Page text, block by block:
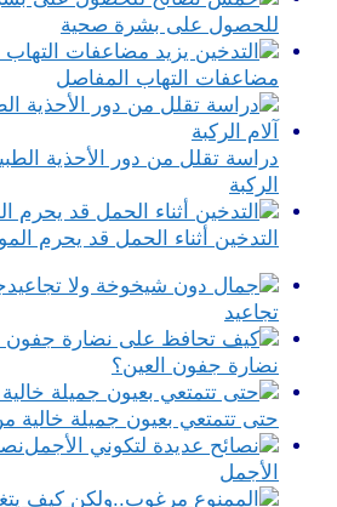
للحصول على بشرة صحية
مضاعفات التهاب المفاصل
دراسة تقلل من دور الأحذية
الركبة
التدخين أثناء الحمل قد يحرم
تجاعيد
نضارة جفون العين؟
حتى تتمتعي بعيون جميلة خالية
الأجمل